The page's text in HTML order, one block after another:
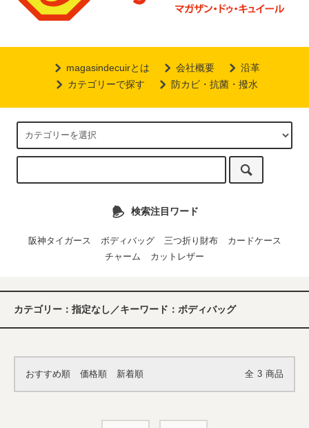
magasindecuirとは 会社概要
沿革
カテゴリーで探す
防カビ・抗菌・撥水
検索注目ワード
阪神タイガース ボディバッグ 三つ折り財布
カードケース
チャーム
カットレザー
カテゴリー：指定なし／キーワード：ボディバッグ
おすすめ順 価格順 新着順 全 3 商品